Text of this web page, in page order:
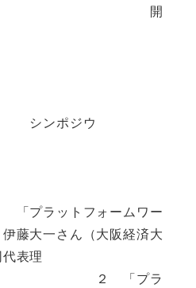
ジウ
フォームワー
藤大一さん（大阪経済大
表理
「プラ